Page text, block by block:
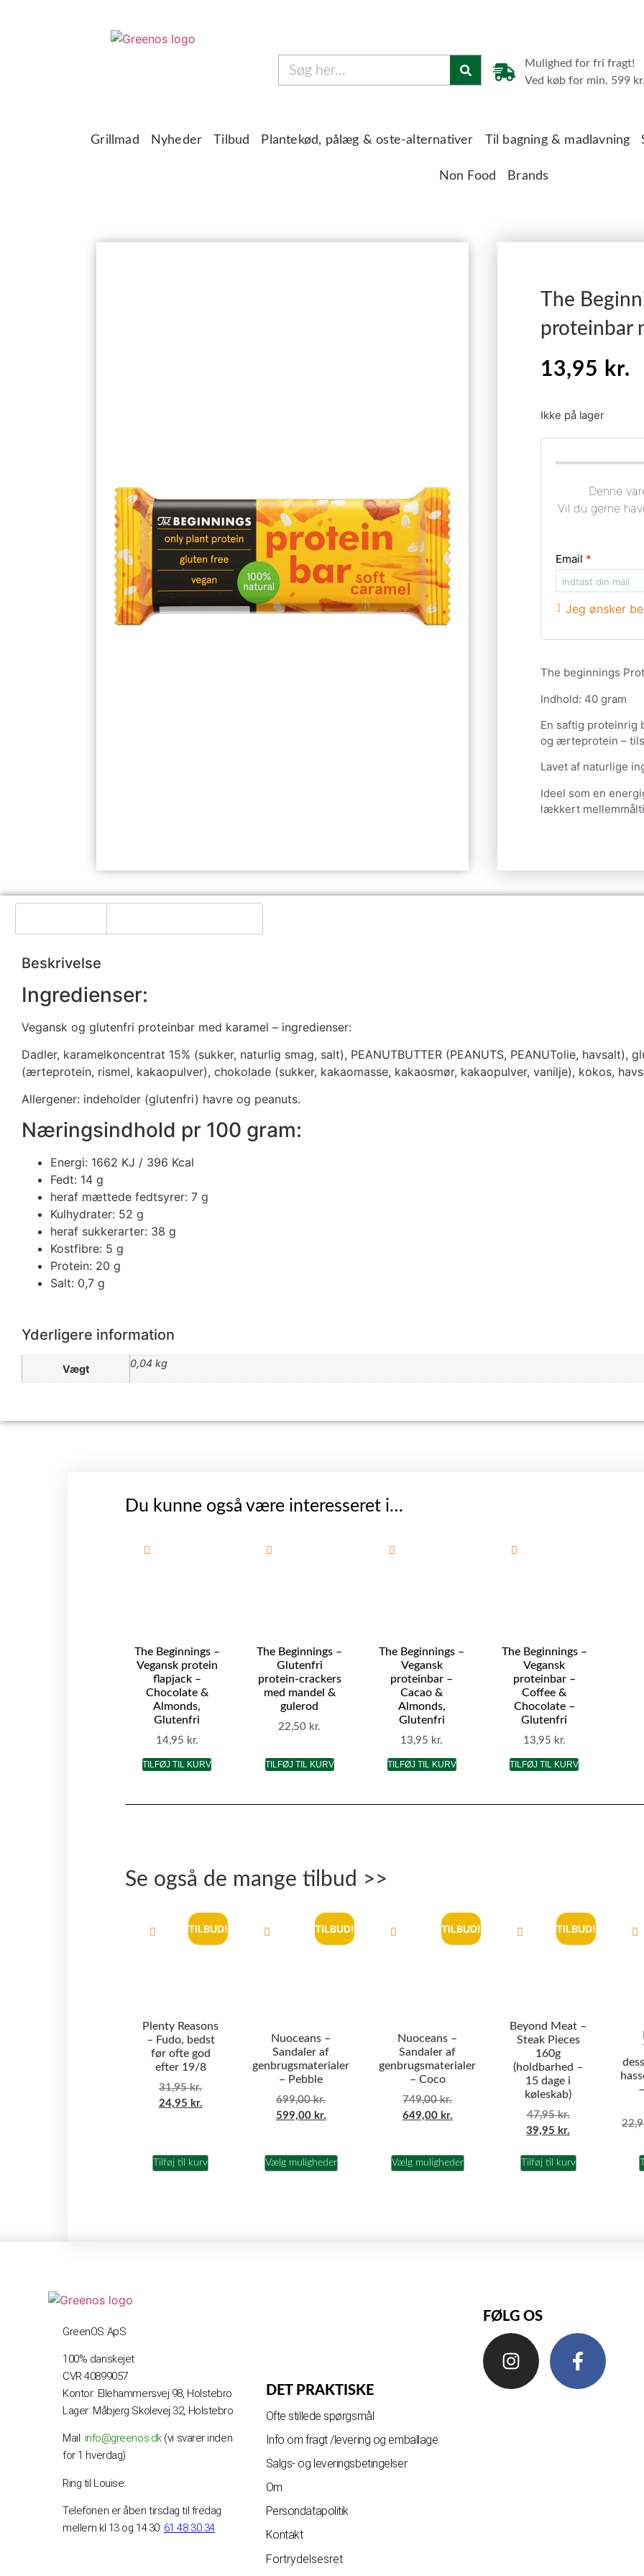
Mulighed for fri fragt!
Ved køb for min. 599 kr.
Grillmad Nyheder Tilbud Plantekød, pålæg & oste-alternativer Til bagning & madlavning
Non Food Brands
The
proteinbar
13,95 kr.
Ikke på lager
Denne
Vil du gerne
Email *
Jeg ønsker
The beginnings
Indhold: 40 gram
En saftig proteinrig
og ærteprotein –
Lavet af naturlige
Ideel som en
lækkert
Beskrivelse
Ingredienser:
Vegansk og glutenfri proteinbar med karamel – ingredienser:
Dadler, karamelkoncentrat 15% (sukker, naturlig smag, salt), PEANUTBUTTER (PEANUTS, PEANUTolie, havsalt),
(ærteprotein, rismel, kakaopulver), chokolade (sukker, kakaomasse, kakaosmør, kakaopulver, vanilje), kokos,
Allergener: indeholder (glutenfri) havre og peanuts.
Næringsindhold pr 100 gram:
Energi: 1662 KJ / 396 Kcal
Fedt: 14 g
heraf mættede fedtsyrer: 7 g
Kulhydrater: 52 g
heraf sukkerarter: 38 g
Kostfibre: 5 g
Protein: 20 g
Salt: 0,7 g
Yderligere information
Vægt 0,04 kg
Du kunne også være interesseret i…
The Beginnings –
Vegansk protein
flapjack –
Chocolate &
Almonds,
Glutenfri
14,95 kr.
TILFØJ TIL KURV
The Beginnings –
Glutenfri
protein-crackers
med mandel &
gulerod
22,50 kr.
TILFØJ TIL KURV
The Beginnings –
Vegansk
proteinbar –
Cacao &
Almonds,
Glutenfri
13,95 kr.
TILFØJ TIL KURV
The Beginnings –
Vegansk
proteinbar –
Coffee &
Chocolate –
Glutenfri
13,95 kr.
TILFØJ TIL KURV
Se også de mange tilbud >>
TILBUD!
Plenty Reasons
– Fudo, bedst
før ofte god
efter 19/8
31,95kr.
24,95 kr.
Tilføj til kurv
TILBUD!
Nuoceans –
Sandaler af
genbrugsmaterialer
– Pebble
699,00kr.
599,00 kr.
Vælg muligheder
TILBUD!
Nuoceans –
Sandaler af
genbrugsmaterialer
– Coco
749,00kr.
649,00 kr.
Vælg muligheder
TILBUD!
Beyond Meat –
Steak Pieces
160g
(holdbarhed –
15 dage i
køleskab)
47,95kr.
39,95 kr.
Tilføj til kurv
GreenOS ApS
100% danskejet
CVR 40899057
Kontor: Ellehammersvej 98, Holstebro
Lager: Måbjerg Skolevej 32, Holstebro
Mail: info@greenos.dk (vi svarer inden
for 1 hverdag)
Ring til Louise:
Telefonen er åben tirsdag til fredag
mellem kl 13 og 14.30: 61 48 30 34
DET PRAKTISKE
Ofte stillede spørgsmål
Info om fragt /levering og emballage
Salgs- og leveringsbetingelser
Om
Persondatapolitik
Kontakt
Fortrydelsesret
FØLG OS